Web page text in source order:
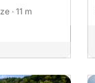
· 11 m